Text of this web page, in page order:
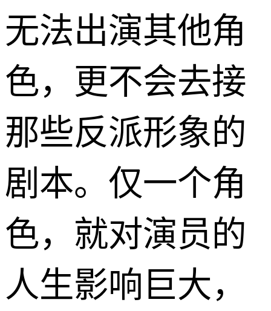
无法出演其他角
色，更不会去接
那些反派形象的
剧本。仅一个角
色，就对演员的
人生影响巨大，